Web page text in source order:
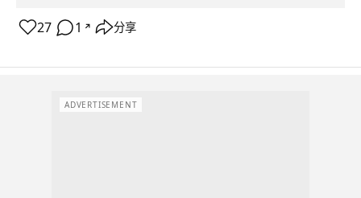
27 1 ↗ 分享
ADVERTISEMENT